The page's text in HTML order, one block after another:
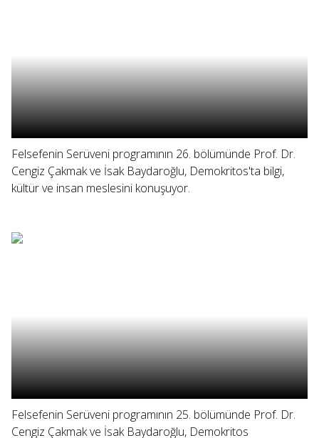
Felsefenin Serüveni programının 26. bölümünde Prof. Dr.
Cengiz Çakmak ve İsak Baydaroğlu, Demokritos'ta bilgi,
kültür ve insan meslesini konuşuyor.
Felsefenin Serüveni programının 25. bölümünde Prof. Dr.
Cengiz Çakmak ve İsak Baydaroğlu, Demokritos